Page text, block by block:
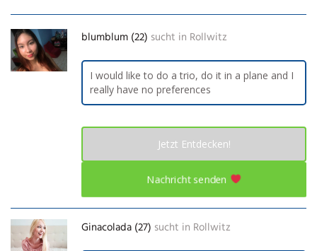
blumblum (22) sucht in Rollwitz
I would like to do a trio, do it in a plane and I
really have no preferences
Jetzt Entdecken!
Nachricht senden
Ginacolada (27) sucht in Rollwitz